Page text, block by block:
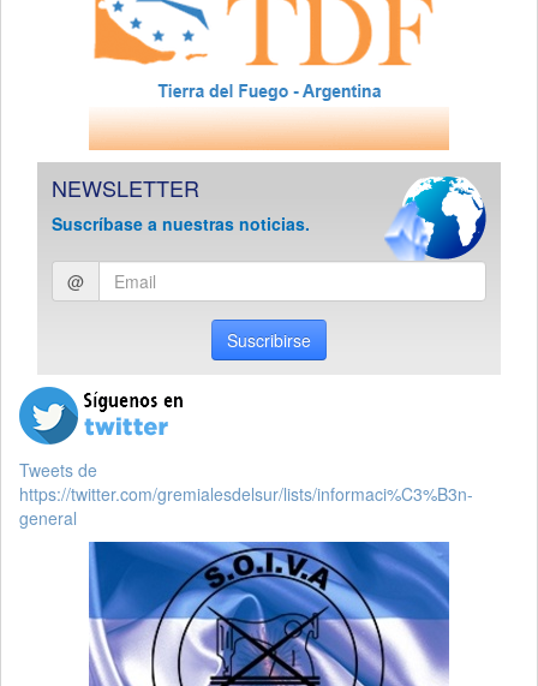
NEWSLETTER
Suscríbase a nuestras noticias.
Ingresar
email
@
Suscribirse
Tweets de
https://twitter.com/gremialesdelsur/lists/informaci%C3%B3n-
general